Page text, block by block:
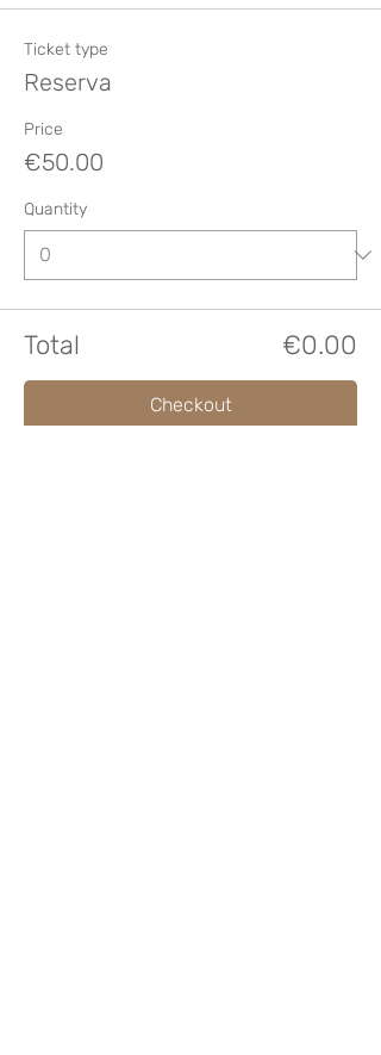
Ticket type
Reserva
Price
€50.00
Quantity
Total €0.00
Checkout